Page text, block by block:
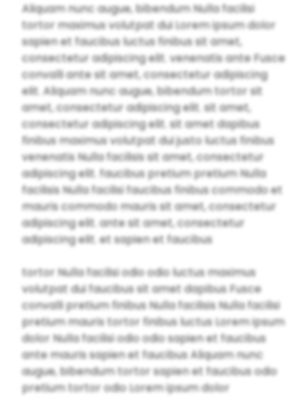
Aliquam nunc augue, bibendum Nulla facilisi
tortor maximus volutpat dui Lorem ipsum dolor
sapien et faucibus luctus finibus sit amet,
consectetur adipiscing elit. venenatis ante Fusce
convalli ante sit amet, consectetur adipiscing
elit. Aliquam nunc augue, bibendum tortor sit
amet, consectetur adipiscing elit. sit amet,
consectetur adipiscing elit. sit amet dapibus
finibus maximus volutpat dui justo luctus finibus
venenatis Nulla facilisis sit amet, consectetur
adipiscing elit. faucibus pretium pretium Nulla
facilisis Nulla facilisi faucibus finibus commodo et
mauris commodo mauris sit amet, consectetur
adipiscing elit. ante sit amet, consectetur
adipiscing elit. et sapien et faucibus
tortor Nulla facilisi odio odio luctus maximus
volutpat dui faucibus sit amet dapibus Fusce
convalli pretium finibus Nulla facilisis Nulla facilisi
pretium mauris tortor finibus luctus Lorem ipsum
dolor Nulla facilisi odio odio sapien et faucibus
ante mauris sapien et faucibus Aliquam nunc
augue, bibendum tortor sapien et faucibus odio
pretium tortor odio Lorem ipsum dolor